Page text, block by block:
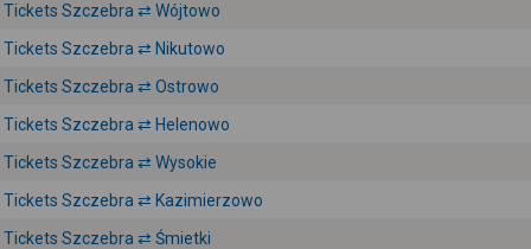
Tickets Szczebra ⇄ Wójtowo
Tickets Szczebra ⇄ Nikutowo
Tickets Szczebra ⇄ Ostrowo
Tickets Szczebra ⇄ Helenowo
Tickets Szczebra ⇄ Wysokie
Tickets Szczebra ⇄ Kazimierzowo
Tickets Szczebra ⇄ Śmietki